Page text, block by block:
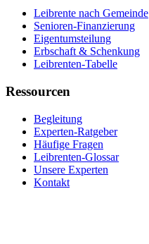
Leibrente nach Gemeinde
Senioren-Finanzierung
Eigentumsteilung
Erbschaft & Schenkung
Leibrenten-Tabelle
Ressourcen
Begleitung
Experten-Ratgeber
Häufige Fragen
Leibrenten-Glossar
Unsere Experten
Kontakt